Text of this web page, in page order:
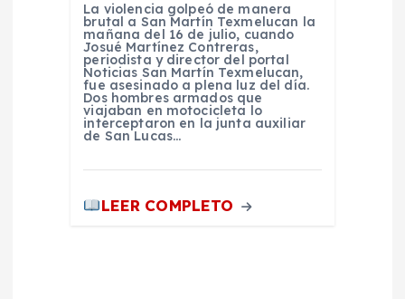
La violencia golpeó de manera
brutal a San Martín Texmelucan la
mañana del 16 de julio, cuando
Josué Martínez Contreras,
periodista y director del portal
Noticias San Martín Texmelucan,
fue asesinado a plena luz del día.
Dos hombres armados que
viajaban en motocicleta lo
interceptaron en la junta auxiliar
de San Lucas…
LEER COMPLETO